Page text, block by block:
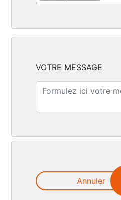
VOTRE MESSAGE
Annuler